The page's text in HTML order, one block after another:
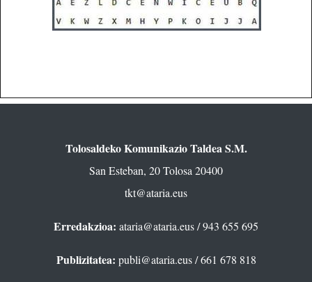
Tolosaldeko Komunikazio Taldea S.M.
San Esteban, 20 Tolosa 20400
tkt@ataria.eus
Erredakzioa: ataria@ataria.eus/ 943 655 695
Publizitatea: publi@ataria.eus/ 661 678 818